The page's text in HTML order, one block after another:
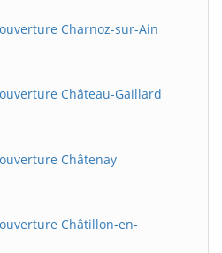
Charnoz-sur-Ain
Château-Gaillard
Châtenay
Châtillon-en-